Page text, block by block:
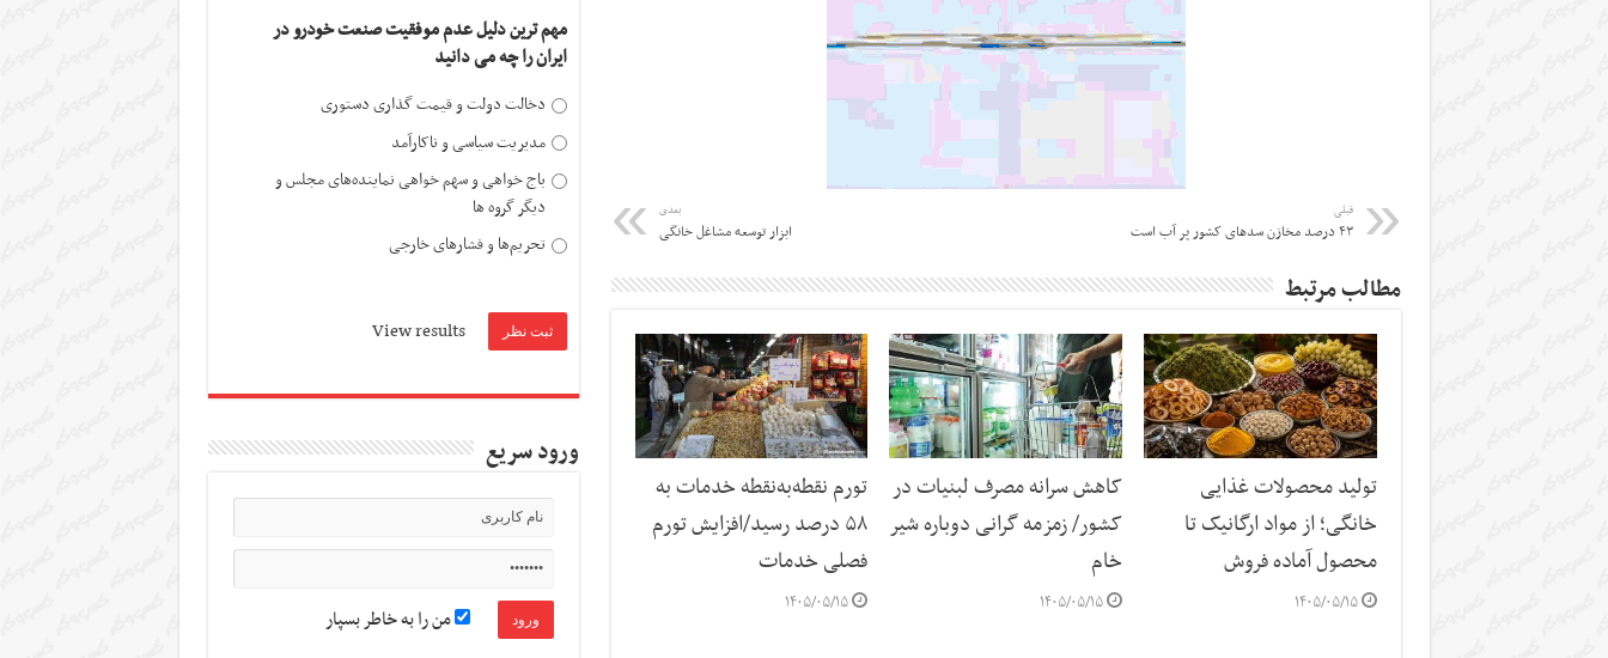
قبلی
۴۳ درصد مخازن سدهای کشور پر آب است
بعدی
ابزار توسعه مشاغل خانگی
مطالب مرتبط
تولید محصولات غذایی
خانگی؛ از مواد ارگانیک تا
محصول آماده فروش
۱۴۰۵/۰۵/۱۵
کاهش سرانه مصرف لبنیات در
کشور/ زمزمه گرانی دوباره شیر
خام
۱۴۰۵/۰۵/۱۵
تورم نقطه‌به‌نقطه خدمات به
۵۸ درصد رسید/افزایش تورم
فصلی خدمات
۱۴۰۵/۰۵/۱۵
مهم ترین دلیل عدم موفقیت صنعت خودرو در
ایران را چه می دانید
دخالت دولت و قیمت گذاری دستوری
مدیریت سیاسی و ناکارآمد
باج خواهی و سهم خواهی نماینده‌های مجلس و
دیگر گروه ها
تحریم‌ها و فشارهای خارجی
View results
ورود سریع
من را به خاطر بسپار